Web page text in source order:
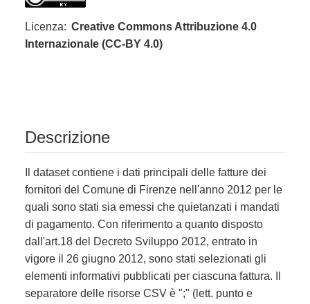
Licenza: Creative Commons Attribuzione 4.0
Internazionale (CC-BY 4.0)
Descrizione
Il dataset contiene i dati principali delle fatture dei
fornitori del Comune di Firenze nell'anno 2012 per le
quali sono stati sia emessi che quietanzati i mandati
di pagamento. Con riferimento a quanto disposto
dall'art.18 del Decreto Sviluppo 2012, entrato in
vigore il 26 giugno 2012, sono stati selezionati gli
elementi informativi pubblicati per ciascuna fattura. Il
separatore delle risorse CSV è ";" (lett. punto e